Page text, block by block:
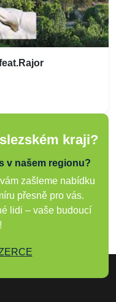
kraji?
v našem regionu?
zašleme nabídku
přesně pro vás.
lidi – vaše budoucí